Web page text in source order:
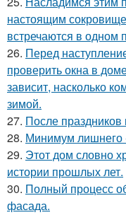
настоящим
встречаются в одном
26. Перед
проверить окна в
зависит, насколько
зимой.
27. После праздников
28. Минимум лишнего
29. Этот дом словно
истории прошлых лет.
30. Полный процесс
фасада.